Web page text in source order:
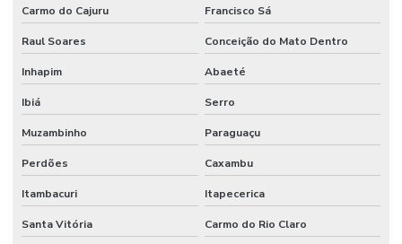
Carmo do Cajuru Francisco Sá
Raul Soares Conceição do Mato Dentro
Inhapim Abaeté
Ibiá Serro
Muzambinho Paraguaçu
Perdões Caxambu
Itambacuri Itapecerica
Santa Vitória Carmo do Rio Claro